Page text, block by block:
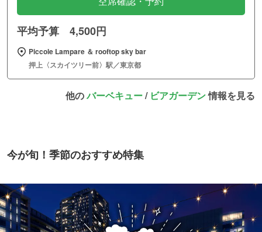
平均予算 4,500円
Piccole Lampare ＆ rooftop sky bar
押上〈スカイツリー前〉駅／東京都
他のバーベキュー/ ビアガーデン情報を見る
今が旬！季節のおすすめ特集